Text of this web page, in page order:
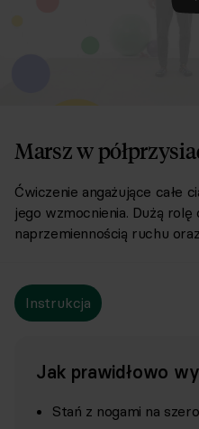
Marsz w
Ćwiczenie angażujące całe
jego wzmocnienia. Dużą
naprzemiennością ruchu
Instrukcja
Jak prawidłowo
Stań z nogami na